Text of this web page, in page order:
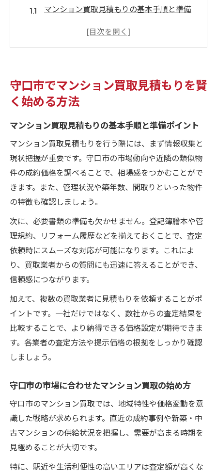
マンション買取見積もりの基本手順と準備
守口市の市場に合わせたマンション買取の
解説
賢いマンション買取見積もり依頼の進め方
マンション買取の流れと見積もり成功の秘
訣
相場変動が続く守口市で買取価格を引き出すコ
ツ
イント
相場変動に強いマンション買取の戦略とは
守口市でのマンション買取価格の決まり方
を解説
価格変動期に有効なマンション買取見積も
相場を読み解きマンション買取で高値を目
指す方法
マンション買取なら守口市市場動向を押さえた
い
握する
市場動向から見たマンション買取見積もり
の重要性
守口市の需給バランスとマンション買取の
関係性
守口市でマンション買取見積もりを賢
く始める方法
マンション買取見積もりの基本手順と準備ポイント
マンション買取見積もりを行う際には、まず情報収集と
現状把握が重要です。守口市の市場動向や近隣の類似物
件の成約価格を調べることで、相場感をつかむことがで
きます。また、管理状況や築年数、間取りといった物件
の特徴も確認しましょう。
次に、必要書類の準備も欠かせません。登記簿謄本や管
理規約、リフォーム履歴などを揃えておくことで、査定
依頼時にスムーズな対応が可能になります。これによ
り、買取業者からの質問にも迅速に答えることができ、
信頼感につながります。
加えて、複数の買取業者に見積もりを依頼することがポ
イントです。一社だけではなく、数社からの査定結果を
比較することで、より納得できる価格設定が期待できま
す。各業者の査定方法や提示価格の根拠をしっかり確認
しましょう。
守口市の市場に合わせたマンション買取の始め方
守口市のマンション買取では、地域特性や価格変動を意
識した戦略が求められます。直近の成約事例や新築・中
古マンションの供給状況を把握し、需要が高まる時期を
見極めることが大切です。
特に、駅近や生活利便性の高いエリアは査定額が高くな